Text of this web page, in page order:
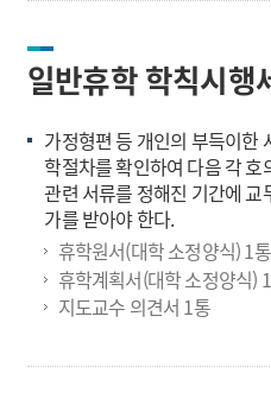
일반휴학 학칙시행
가정형편 등 개인의 부득이한
학절차를 확인하여 다음 각
관련 서류를 정해진 기간에
가를 받아야 한다.
휴학원서(대학 소정양식) 1통
휴학계획서(대학 소정양식)
지도교수 의견서 1통